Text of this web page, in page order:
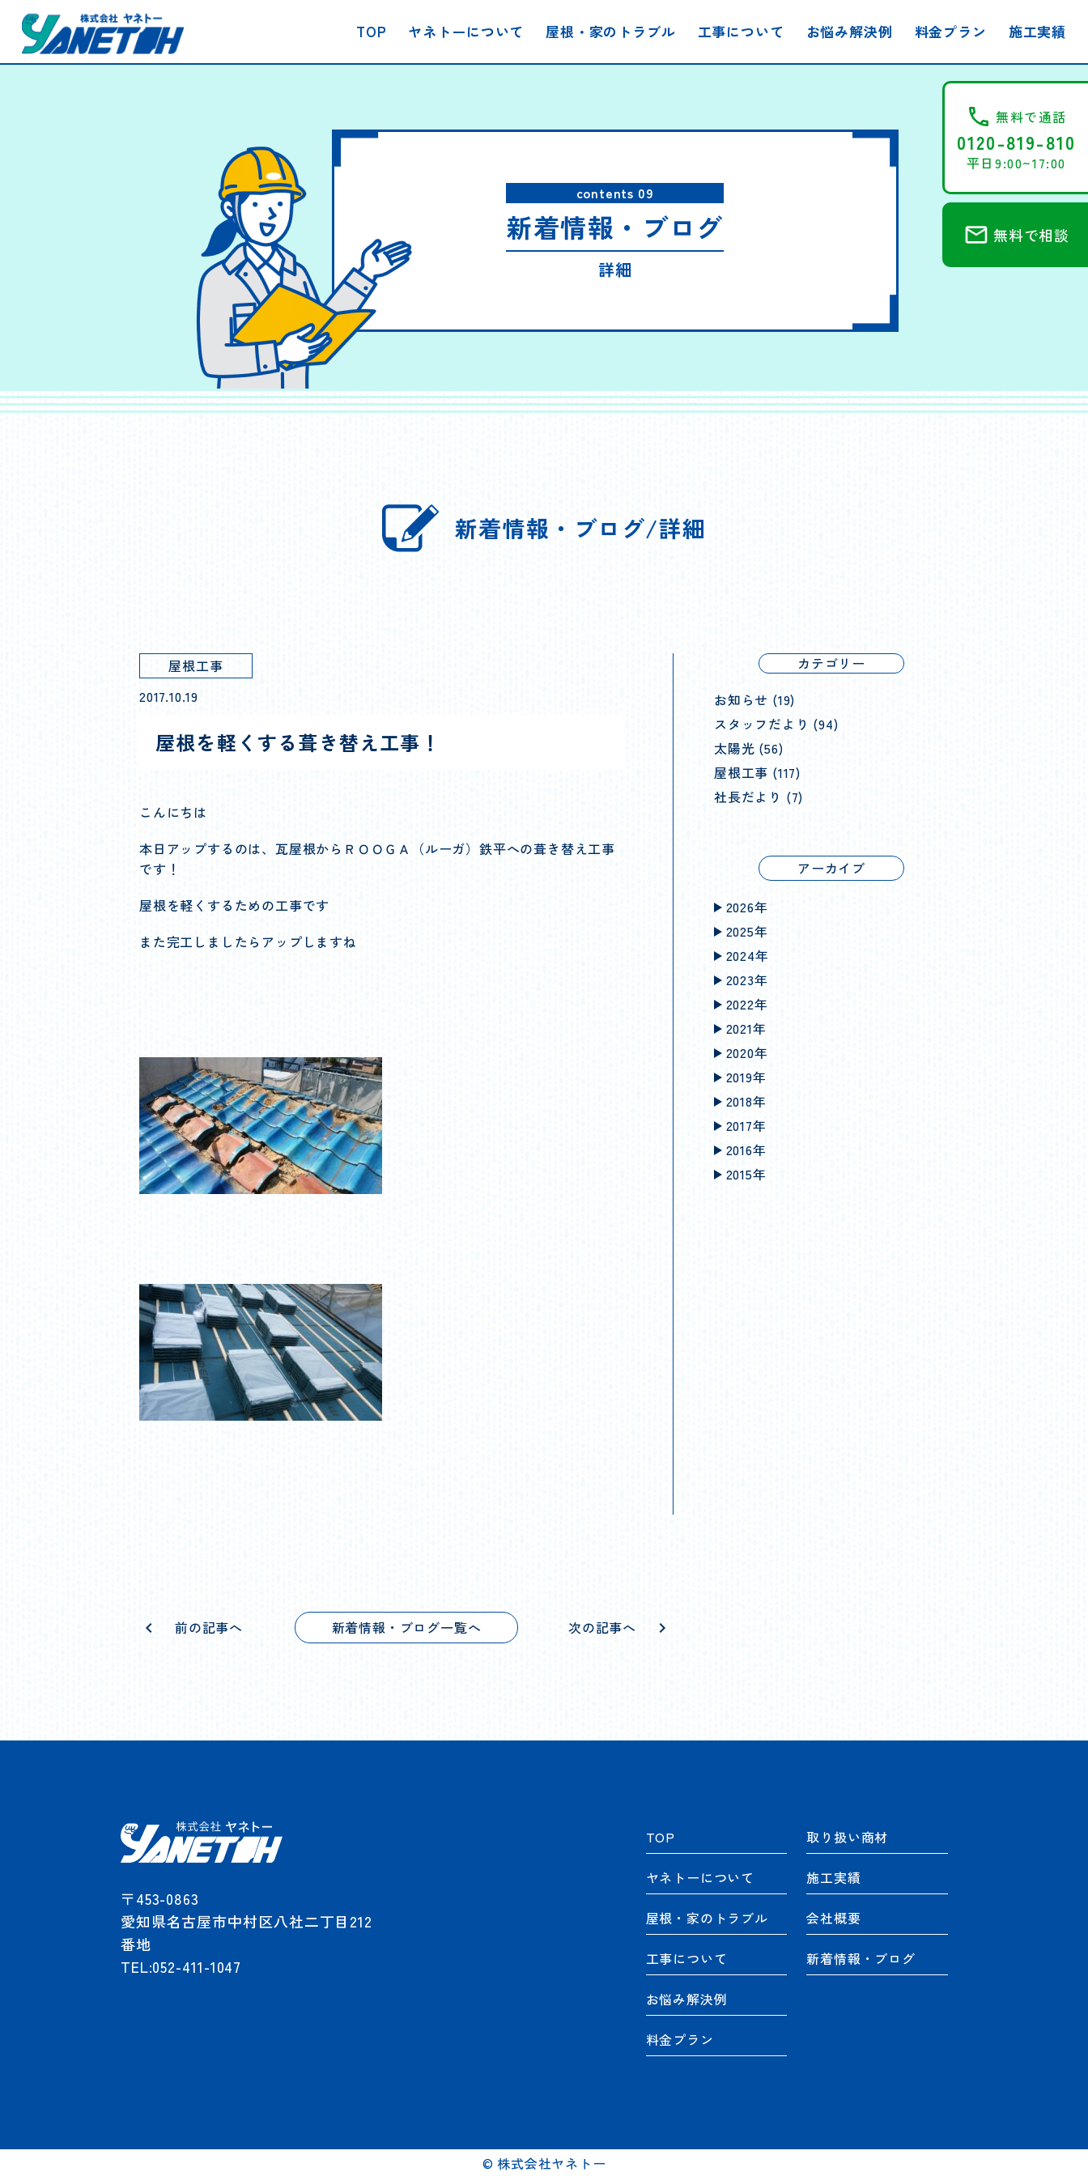
TOP ヤネトーについて 屋根・家のトラブル 工事について お悩み解決例 料金プラン 施工実績
contents 09
新着情報・ブログ
詳細
新着情報・ブログ/詳細
屋根工事
2017.10.19
屋根を軽くする葺き替え工事！
こんにちは
本日アップするのは、瓦屋根からＲＯＯＧＡ（ルーガ）鉄平への葺き替え工事
です！
屋根を軽くするための工事です
また完工しましたらアップしますね
chevron_left 前の記事へ 新着情報・ブログ一覧へ 次の記事へ chevron_right
カテゴリー
お知らせ (19)
スタッフだより (94)
太陽光 (56)
屋根工事 (117)
社長だより (7)
アーカイブ
2026年
2025年
2024年
2023年
2022年
2021年
2020年
2019年
2018年
2017年
2016年
2015年
〒453-0863
愛知県名古屋市中村区八社二丁目212
番地
TEL:052-411-1047
TOP
ヤネトーについて
屋根・家のトラブル
工事について
お悩み解決例
料金プラン
取り扱い商材
施工実績
会社概要
新着情報・ブログ
© 株式会社ヤネトー
call 無料で通話
0120-819-810
平日9:00~17:00
mail 無料で相談